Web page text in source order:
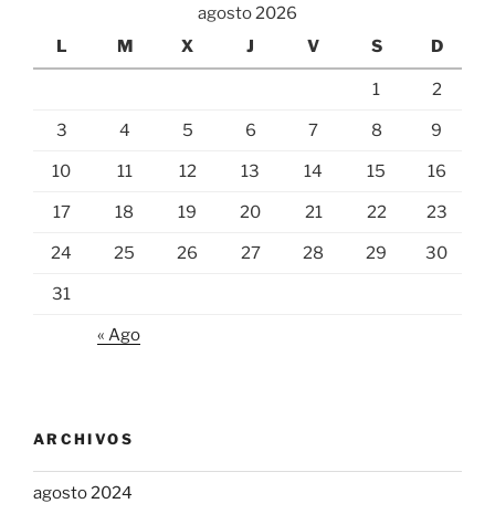
agosto 2026
L
M X J V S D
1 2
3 4 5 6 7 8 9
10 11 12 13 14 15 16
17 18 19 20 21 22 23
24 25 26 27 28 29 30
31
« Ago
ARCHIVOS
agosto 2024